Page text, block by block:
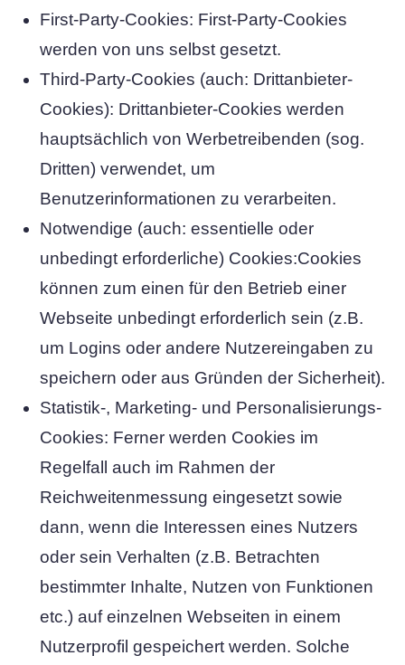
First-Party-Cookies: First-Party-Cookies
werden von uns selbst gesetzt.
Third-Party-Cookies (auch: Drittanbieter-
Cookies): Drittanbieter-Cookies werden
hauptsächlich von Werbetreibenden (sog.
Dritten) verwendet, um
Benutzerinformationen zu verarbeiten.
Notwendige (auch: essentielle oder
unbedingt erforderliche) Cookies:Cookies
können zum einen für den Betrieb einer
Webseite unbedingt erforderlich sein (z.B.
um Logins oder andere Nutzereingaben zu
speichern oder aus Gründen der Sicherheit).
Statistik-, Marketing- und Personalisierungs-
Cookies: Ferner werden Cookies im
Regelfall auch im Rahmen der
Reichweitenmessung eingesetzt sowie
dann, wenn die Interessen eines Nutzers
oder sein Verhalten (z.B. Betrachten
bestimmter Inhalte, Nutzen von Funktionen
etc.) auf einzelnen Webseiten in einem
Nutzerprofil gespeichert werden. Solche